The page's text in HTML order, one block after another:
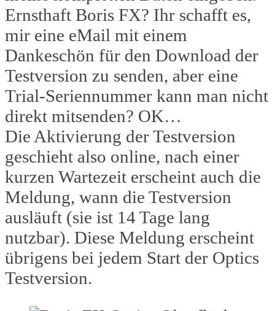
Ernsthaft Boris FX? Ihr schafft es,
mir eine eMail mit einem
Dankeschön für den Download der
Testversion zu senden, aber eine
Trial-Seriennummer kann man nicht
direkt mitsenden? OK…
Die Aktivierung der Testversion
geschieht also online, nach einer
kurzen Wartezeit erscheint auch die
Meldung, wann die Testversion
ausläuft (sie ist 14 Tage lang
nutzbar). Diese Meldung erscheint
übrigens bei jedem Start der Optics
Testversion.